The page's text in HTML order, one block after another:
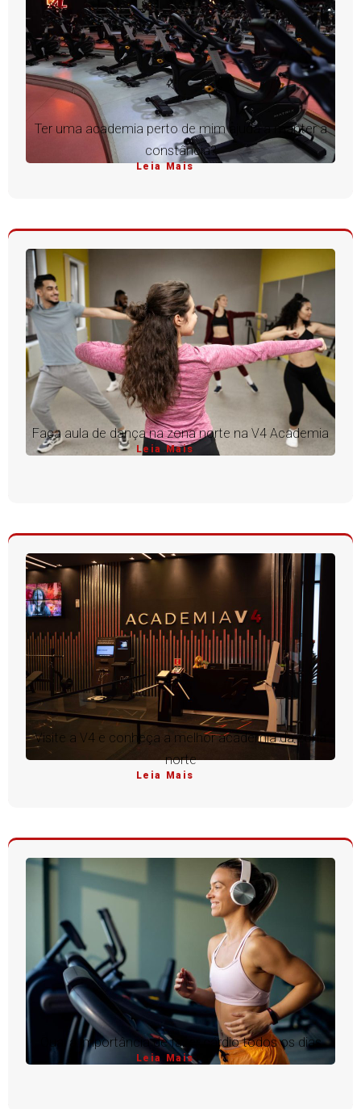
Ter uma academia perto de mim ajuda a manter a
constância?
Leia Mais
Faça aula de dança na zona norte na V4 Academia
Leia Mais
Visite a V4 e conheça a melhor academia da zona
norte
Leia Mais
Qual a importância de fazer cárdio todos os dias
Leia Mais